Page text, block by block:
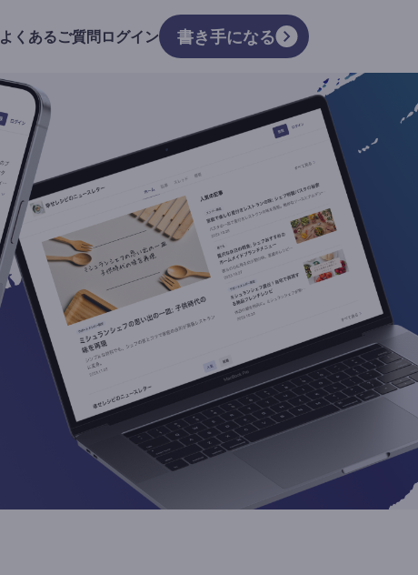
よくあるご質問ログイン 書き手になる